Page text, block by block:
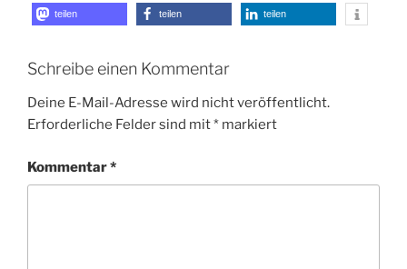
teilen teilen teilen
Schreibe einen Kommentar
Deine E-Mail-Adresse wird nicht veröffentlicht.
Erforderliche Felder sind mit* markiert
Kommentar*